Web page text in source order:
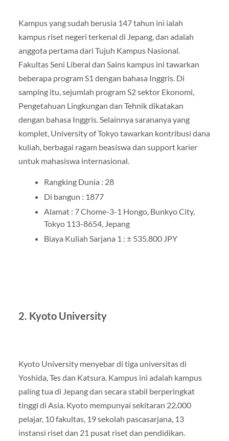
Kampus yang sudah berusia 147 tahun ini ialah
kampus riset negeri terkenal di Jepang, dan adalah
anggota pertama dari Tujuh Kampus Nasional.
Fakultas Seni Liberal dan Sains kampus ini tawarkan
beberapa program S1 dengan bahasa Inggris. Di
samping itu, sejumlah program S2 sektor Ekonomi,
Pengetahuan Lingkungan dan Tehnik dikatakan
dengan bahasa Inggris. Selainnya sarananya yang
komplet, University of Tokyo tawarkan kontribusi dana
kuliah, berbagai ragam beasiswa dan support karier
untuk mahasiswa internasional.
Rangking Dunia : 28
Di bangun : 1877
Alamat : 7 Chome-3-1 Hongo, Bunkyo City,
Tokyo 113-8654, Jepang
Biaya Kuliah Sarjana 1 : ± 535.800 JPY
2. Kyoto University
Kyoto University menyebar di tiga universitas di
Yoshida, Tes dan Katsura. Kampus ini adalah kampus
paling tua di Jepang dan secara stabil berperingkat
tinggi di Asia. Kyoto mempunyai sekitaran 22.000
pelajar, 10 fakultas, 19 sekolah pascasarjana, 13
instansi riset dan 21 pusat riset dan pendidikan.